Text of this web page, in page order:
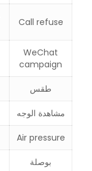
Call refuse
WeChat
campaign
طقس
مشاهدة الوجه
Air pressure
بوصلة